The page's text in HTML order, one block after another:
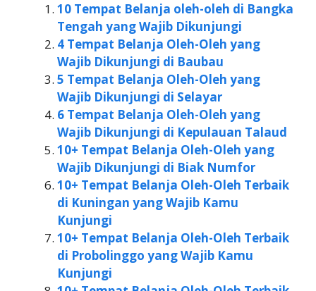
10 Tempat Belanja oleh-oleh di Bangka
Tengah yang Wajib Dikunjungi
4 Tempat Belanja Oleh-Oleh yang
Wajib Dikunjungi di Baubau
5 Tempat Belanja Oleh-Oleh yang
Wajib Dikunjungi di Selayar
6 Tempat Belanja Oleh-Oleh yang
Wajib Dikunjungi di Kepulauan Talaud
10+ Tempat Belanja Oleh-Oleh yang
Wajib Dikunjungi di Biak Numfor
10+ Tempat Belanja Oleh-Oleh Terbaik
di Kuningan yang Wajib Kamu
Kunjungi
10+ Tempat Belanja Oleh-Oleh Terbaik
di Probolinggo yang Wajib Kamu
Kunjungi